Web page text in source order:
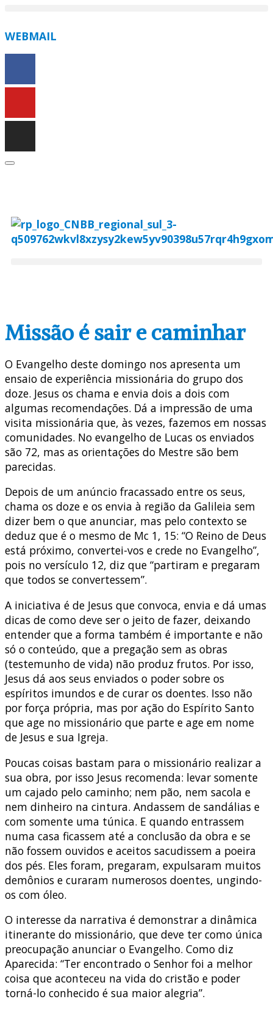
WEBMAIL
Missão é sair e caminhar
O Evangelho deste domingo nos apresenta um
ensaio de experiência missionária do grupo dos
doze. Jesus os chama e envia dois a dois com
algumas recomendações. Dá a impressão de uma
visita missionária que, às vezes, fazemos em nossas
comunidades. No evangelho de Lucas os enviados
são 72, mas as orientações do Mestre são bem
parecidas.
Depois de um anúncio fracassado entre os seus,
chama os doze e os envia à região da Galileia sem
dizer bem o que anunciar, mas pelo contexto se
deduz que é o mesmo de Mc 1, 15: “O Reino de Deus
está próximo, convertei-vos e crede no Evangelho”,
pois no versículo 12, diz que “partiram e pregaram
que todos se convertessem”.
A iniciativa é de Jesus que convoca, envia e dá umas
dicas de como deve ser o jeito de fazer, deixando
entender que a forma também é importante e não
só o conteúdo, que a pregação sem as obras
(testemunho de vida) não produz frutos. Por isso,
Jesus dá aos seus enviados o poder sobre os
espíritos imundos e de curar os doentes. Isso não
por força própria, mas por ação do Espírito Santo
que age no missionário que parte e age em nome
de Jesus e sua Igreja.
Poucas coisas bastam para o missionário realizar a
sua obra, por isso Jesus recomenda: levar somente
um cajado pelo caminho; nem pão, nem sacola e
nem dinheiro na cintura. Andassem de sandálias e
com somente uma túnica. E quando entrassem
numa casa ficassem até a conclusão da obra e se
não fossem ouvidos e aceitos sacudissem a poeira
dos pés. Eles foram, pregaram, expulsaram muitos
demônios e curaram numerosos doentes, ungindo-
os com óleo.
O interesse da narrativa é demonstrar a dinâmica
itinerante do missionário, que deve ter como única
preocupação anunciar o Evangelho. Como diz
Aparecida: “Ter encontrado o Senhor foi a melhor
coisa que aconteceu na vida do cristão e poder
torná-lo conhecido é sua maior alegria”.